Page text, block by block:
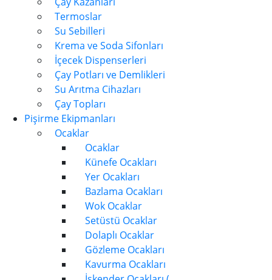
Termoslar
Su Sebilleri
Krema ve Soda Sifonları
İçecek Dispenserleri
Çay Potları ve Demlikleri
Su Arıtma Cihazları
Çay Topları
Pişirme Ekipmanları
Ocaklar
Ocaklar
Künefe Ocakları
Yer Ocakları
Bazlama Ocakları
Wok Ocaklar
Setüstü Ocaklar
Dolaplı Ocaklar
Gözleme Ocakları
Kavurma Ocakları